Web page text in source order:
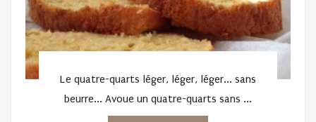
Le quatre-quarts léger, léger, léger... sans
beurre... Avoue un quatre-quarts sans ...